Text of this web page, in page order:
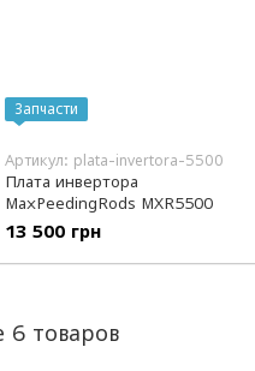
Запчасти
Артикул: plata-invertora-5500
Плата инвертора
MaxPeedingRods MXR5500
13 500 грн
6 товаров